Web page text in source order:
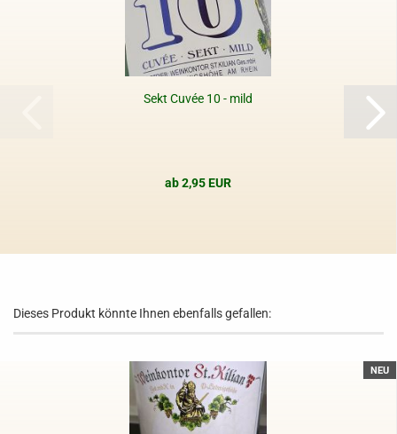
Sekt Cuvée 10 - mild
ab 2,95 EUR
Dieses Produkt könnte Ihnen ebenfalls gefallen:
NEU